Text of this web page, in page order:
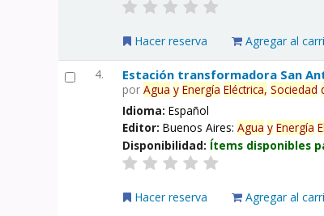
Hacer reserva Agregar al
4. Estación transformadora San
porAgua y Energía Eléctrica, Sociedad
Idioma:Español
Editor:Buenos Aires:Agua y Energía
Disponibilidad: Ítems disponibles
Hacer reserva Agregar al